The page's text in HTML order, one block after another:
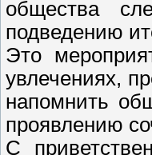
общества
подведению
Это
увлечениях,
напомнить
проявлению
C